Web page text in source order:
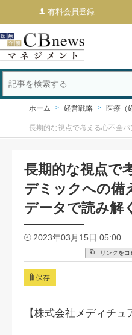
有料会員登録
ホーム 経営戦略 医療（
長期的な視点で考える心不全パ
長期的な視点で
デミックへの備
データで読み解
2023年03月15日 05:00
リンクをコ
保存
【株式会社メディチュ